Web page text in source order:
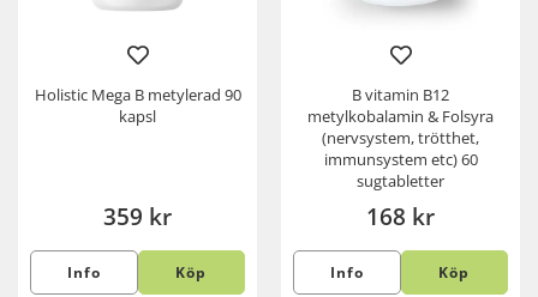
Holistic Mega B metylerad 90
kapsl
359 kr
Info Köp
B vitamin B12
metylkobalamin & Folsyra
(nervsystem, trötthet,
immunsystem etc) 60
sugtabletter
168 kr
Info Köp